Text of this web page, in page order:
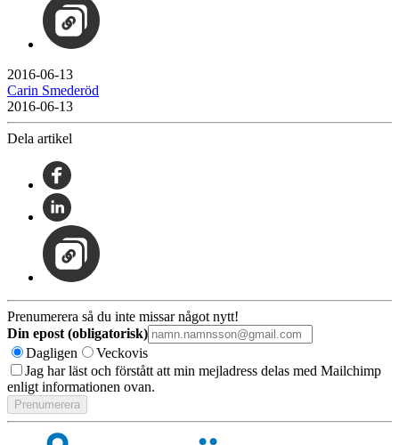
2016-06-13
Carin Smederöd
2016-06-13
Dela artikel
Prenumerera så du inte missar något nytt!
Din epost (obligatorisk)
Dagligen
Veckovis
Jag har läst och förstått att min mejladress delas med Mailchimp
enligt informationen ovan.